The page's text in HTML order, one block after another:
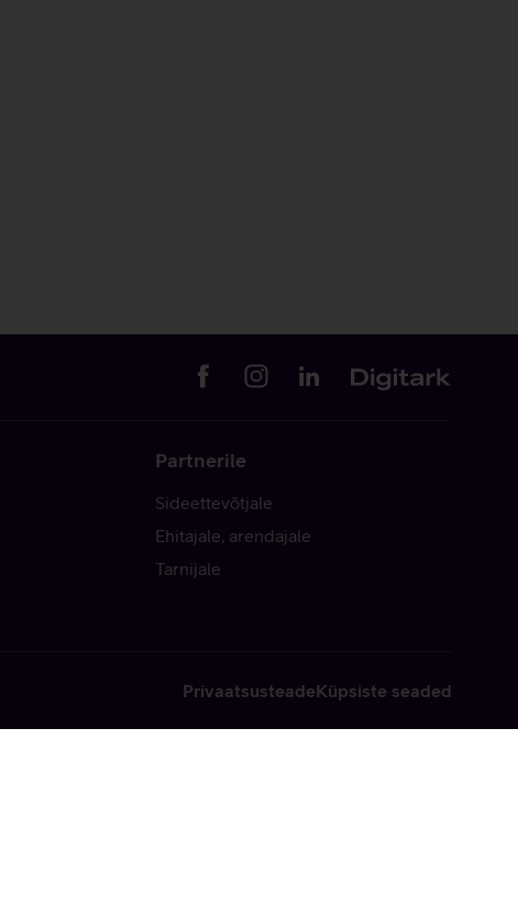
Partnerile
Sideettevõtjale
Ehitajale, arendajale
Tarnijale
PrivaatsusteadeKüpsiste seaded